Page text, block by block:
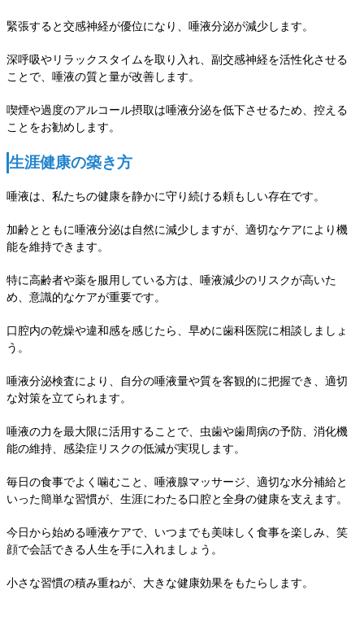
緊張すると交感神経が優位になり、唾液分泌が減少します。
深呼吸やリラックスタイムを取り入れ、副交感神経を活性化させる
ことで、唾液の質と量が改善します。
喫煙や過度のアルコール摂取は唾液分泌を低下させるため、控える
ことをお勧めします。
生涯健康の築き方
唾液は、私たちの健康を静かに守り続ける頼もしい存在です。
加齢とともに唾液分泌は自然に減少しますが、適切なケアにより機
能を維持できます。
特に高齢者や薬を服用している方は、唾液減少のリスクが高いた
め、意識的なケアが重要です。
口腔内の乾燥や違和感を感じたら、早めに歯科医院に相談しましょ
う。
唾液分泌検査により、自分の唾液量や質を客観的に把握でき、適切
な対策を立てられます。
唾液の力を最大限に活用することで、虫歯や歯周病の予防、消化機
能の維持、感染症リスクの低減が実現します。
毎日の食事でよく噛むこと、唾液腺マッサージ、適切な水分補給と
いった簡単な習慣が、生涯にわたる口腔と全身の健康を支えます。
今日から始める唾液ケアで、いつまでも美味しく食事を楽しみ、笑
顔で会話できる人生を手に入れましょう。
小さな習慣の積み重ねが、大きな健康効果をもたらします。